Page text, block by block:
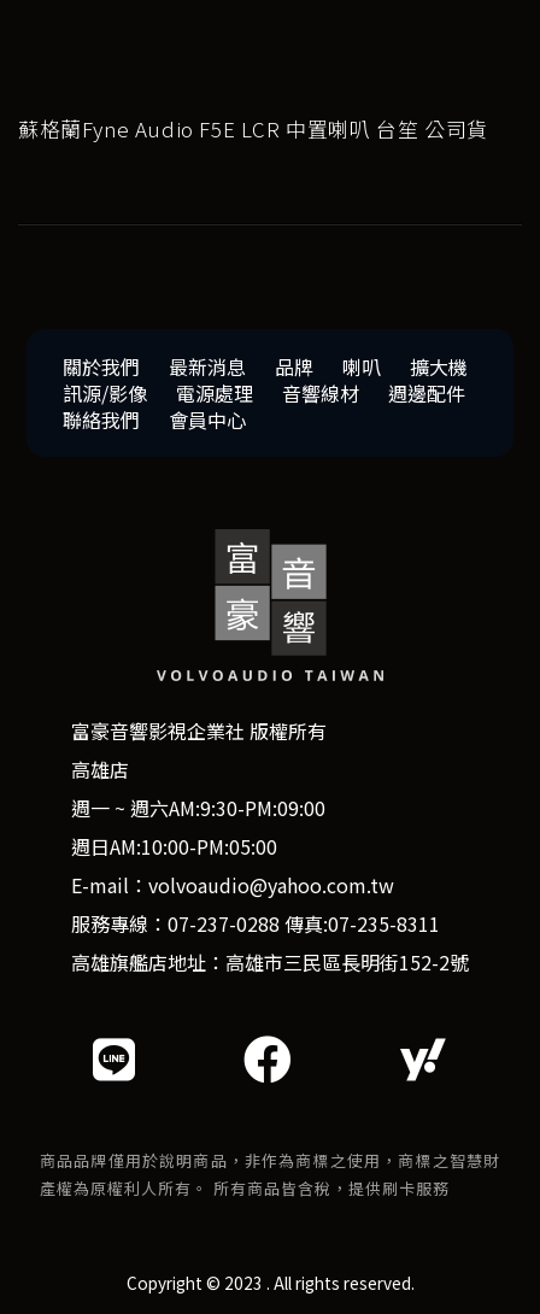
蘇格蘭Fyne Audio F5E LCR 中置喇叭 台笙 公司貨
關於我們 最新消息 品牌 喇叭
擴大機
訊源/影像
電源處理 音響線材
週邊配件
聯絡我們
會員中心
富豪音響影視企業社 版權所有
高雄店
週一 ~ 週六AM:9:30-PM:09:00
週日AM:10:00-PM:05:00
E-mail：volvoaudio@yahoo.com.tw
服務專線：07-237-0288 傳真:07-235-8311
高雄旗艦店地址：高雄市三民區長明街152-2號
商品品牌僅用於說明商品，非作為商標之使用，商標之智慧財
產權為原權利人所有。 所有商品皆含稅，提供刷卡服務
Copyright © 2023 . All rights reserved.